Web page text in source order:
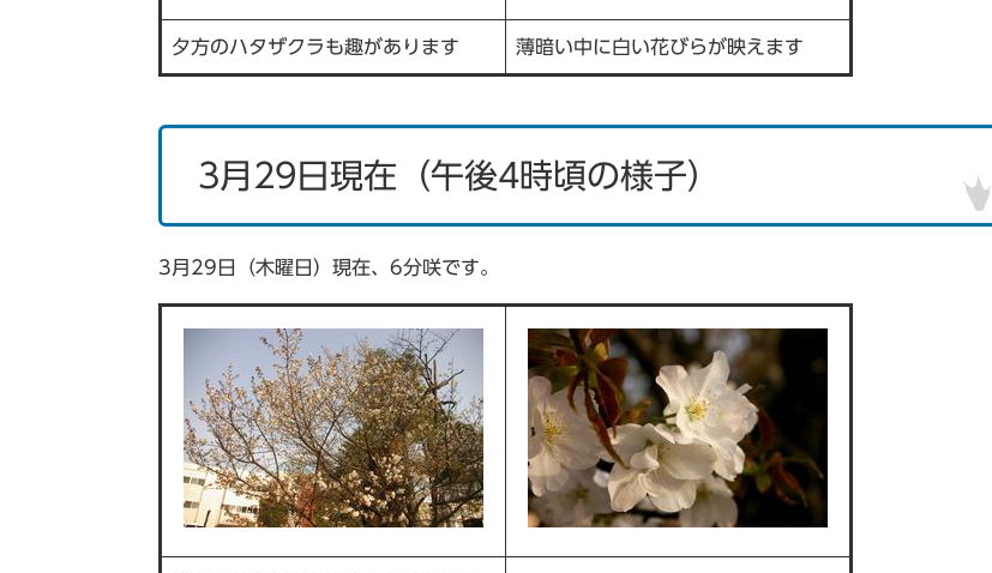
夕方のハタザクラも趣があります 薄暗い中に白い花びらが映えます
3月29日現在（午後4時頃の様子）
3月29日（木曜日）現在、6分咲です。